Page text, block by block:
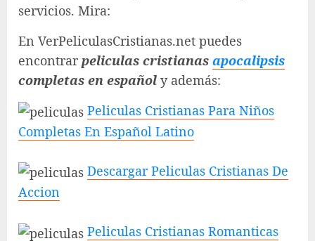
servicios. Mira:
En VerPeliculasCristianas.net puedes
encontrar peliculas cristianas apocalipsis
completas en español y además:
Peliculas Cristianas Para Niños
Completas En Español Latino
Descargar Peliculas Cristianas De
Accion
Peliculas Cristianas Romanticas